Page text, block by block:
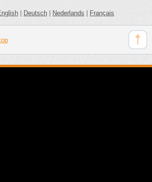
|Deutsch|Nederlands|Français